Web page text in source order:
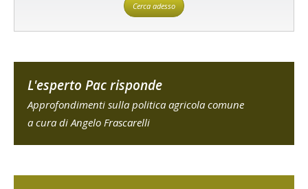
Cerca adesso
L'esperto Pac risponde
Approfondimenti sulla politica agricola comune
a cura di Angelo Frascarelli